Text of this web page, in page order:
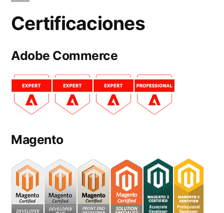
Certificaciones
Adobe Commerce
Magento